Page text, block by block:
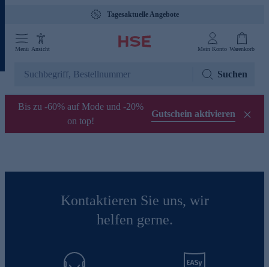
Tagesaktuelle Angebote
Menü Ansicht Mein Konto Warenkorb
Suchen
Bis zu -60% auf Mode und -20%
on top!
Gutschein aktivieren
Kontaktieren Sie uns, wir
helfen gerne.